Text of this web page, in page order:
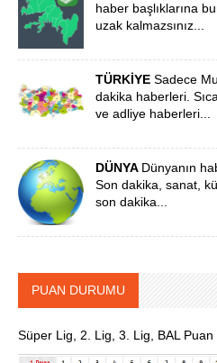
haber başlıklarına
uzak kalmazsınız...
TÜRKİYESadece
dakika haberleri.
ve adliye haberleri...
DÜNYA Dünyanın
Son dakika, sanat,
son dakika...
PUAN DURUMU
Süper Lig, 2. Lig, 3. Lig, BAL